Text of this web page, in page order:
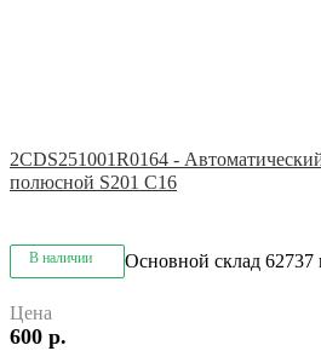
2CDS251001R0164 -
полюсной S201 C16
В наличии Основной склад 62737
Цена
600 р.